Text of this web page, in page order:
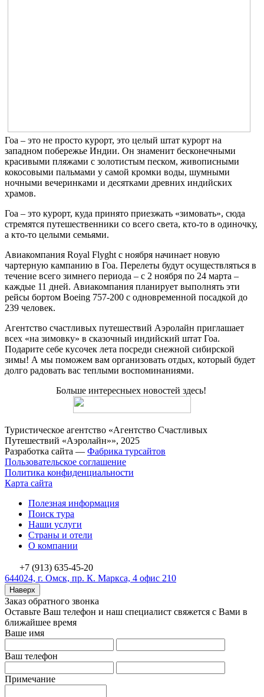
Гоа – это не просто курорт, это целый штат курорт на
западном побережье Индии. Он знаменит бесконечными
красивыми пляжами с золотистым песком, живописными
кокосовыми пальмами у самой кромки воды, шумными
ночными вечеринками и десятками древних индийских
храмов.
Гоа – это курорт, куда принято приезжать «зимовать», сюда
стремятся путешественники со всего света, кто-то в одиночку,
а кто-то целыми семьями.
Авиакомпания Royal Flyght с ноября начинает новую
чартерную кампанию в Гоа. Перелеты будут осуществляться в
течение всего зимнего периода – с 2 ноября по 24 марта –
каждые 11 дней. Авиакомпания планирует выполнять эти
рейсы бортом Boeing 757-200 с одновременной посадкой до
239 человек.
Агентство счастливых путешествий Аэролайн приглашает
всех «на зимовку» в сказочный индийский штат Гоа.
Подарите себе кусочек лета посреди снежной сибирской
зимы! А мы поможем вам организовать отдых, который будет
долго радовать вас теплыми воспоминаниями.
Больше интересныех новостей здесь!
Туристическое агентство «Агентство Счастливых
Путешествий «Аэролайн»», 2025
Разработка сайта — Фабрика турсайтов
Пользовательское соглашение
Политика конфиденциальности
Карта сайта
Полезная информация
Поиск тура
Наши услуги
Страны и отели
О компании
+7 (913) 635-45-20
644024, г. Омск, пр. К. Маркса, 4 офис 210
Наверх
Заказ обратного звонка
Оставьте Ваш телефон и наш специалист свяжется с Вами в
ближайшее время
Ваше имя
Ваш телефон
Примечание